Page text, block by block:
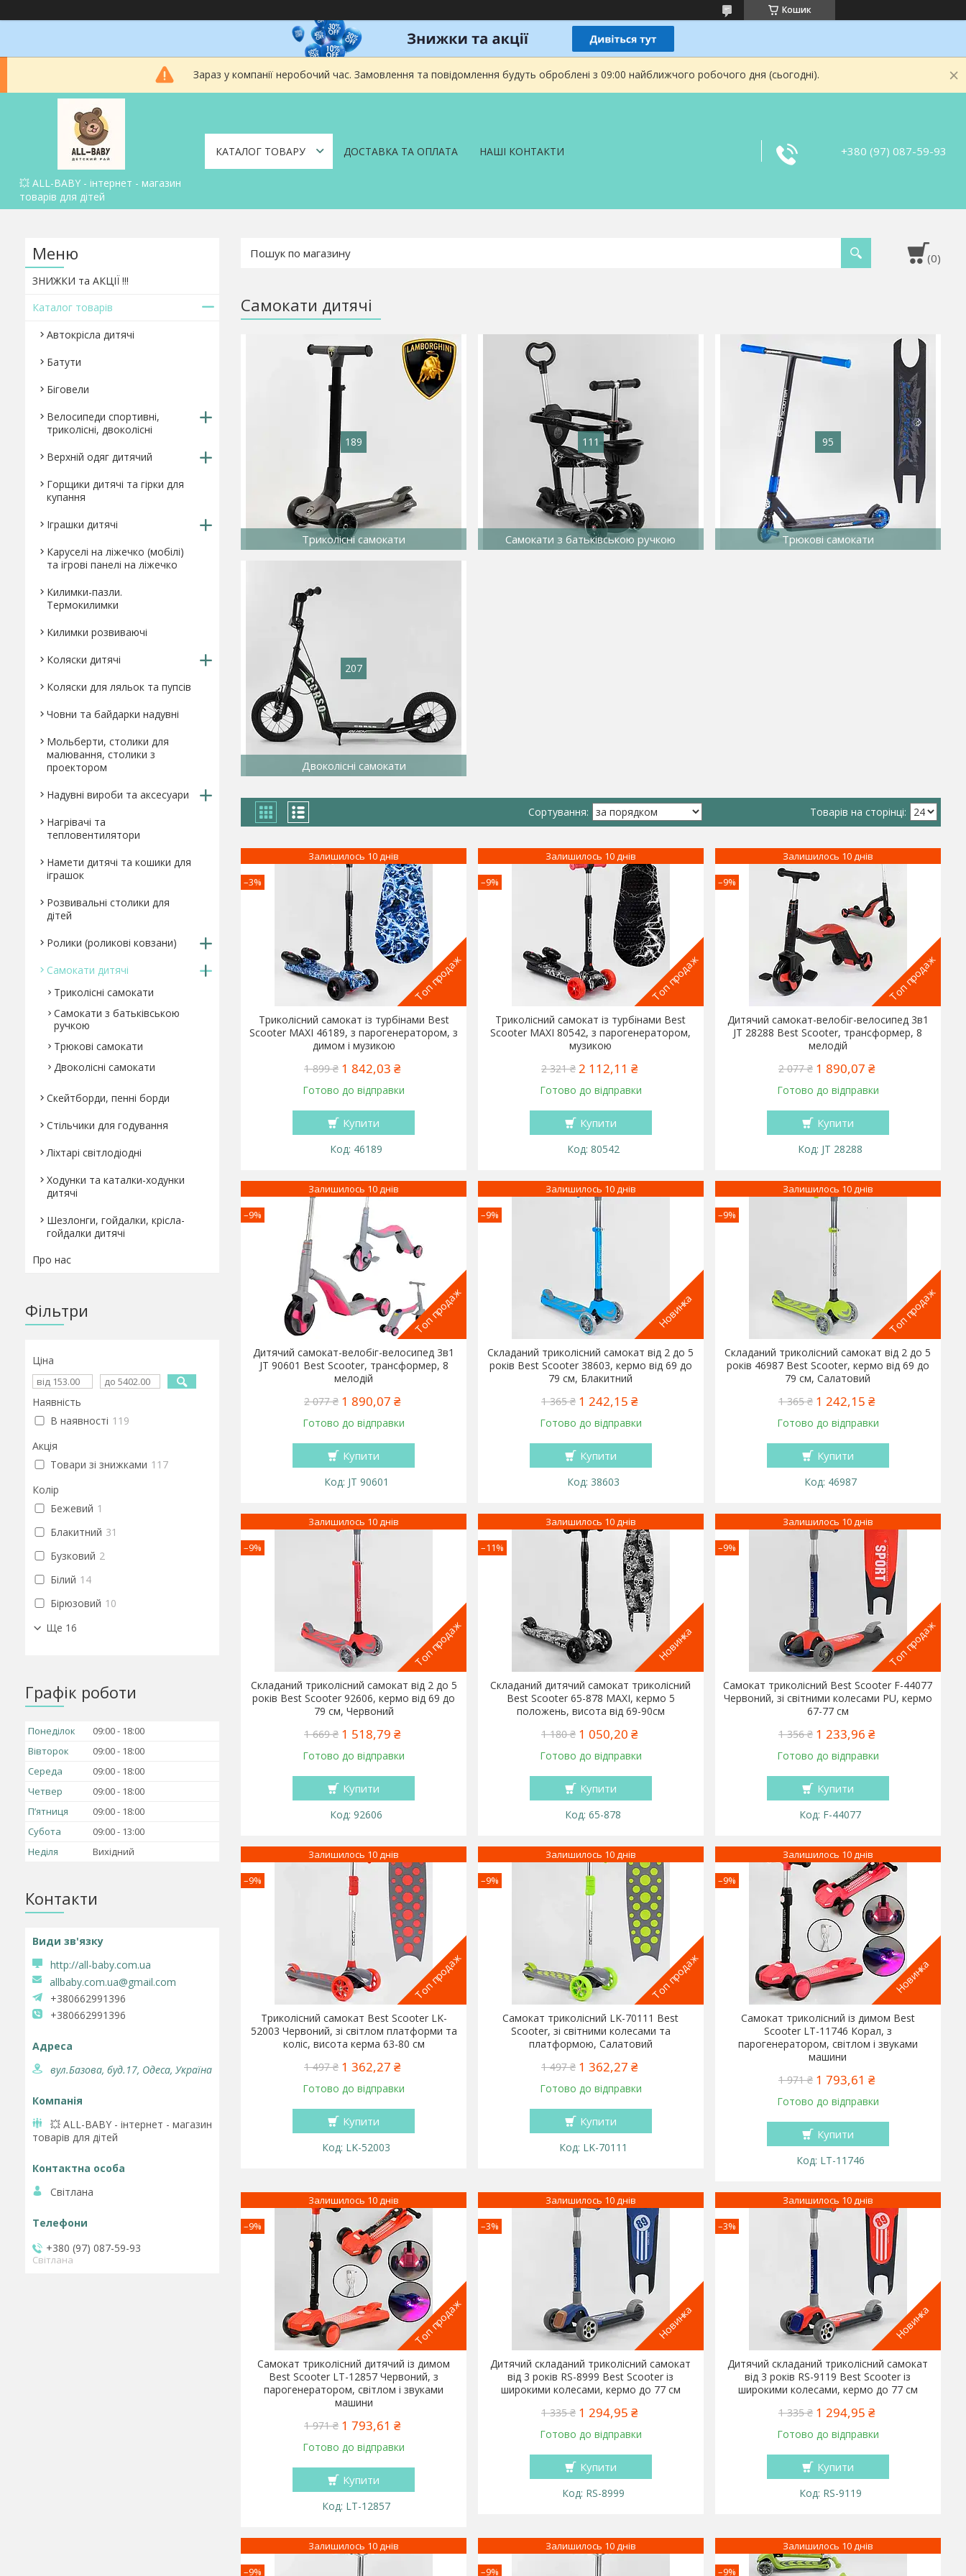
Кошик
Зараз у компанії неробочий час. Замовлення та повідомлення будуть оброблені з 09:00 найближчого робочого дня (сьогодні).
💥 ALL-BABY - інтернет - магазин
товарів для дітей
КАТАЛОГ ТОВАРУ ДОСТАВКА ТА ОПЛАТА НАШІ КОНТАКТИ +380 (97) 087-59-93
Самокати дитячі
189
Триколісні самокати
111
Самокати з батьківською ручкою
95
Трюкові самокати
207
Двоколісні самокати
Топ продаж
–3%
Залишилось 10 днів
Триколісний самокат із турбінами Best
Scooter MAXI 46189, з парогенератором, з
димом і музикою
1 899 ₴ 1 842,03 ₴
Готово до відправки
Купити
46189
Топ продаж
–9%
Залишилось 10 днів
Триколісний самокат із турбінами Best
Scooter MAXI 80542, з парогенератором,
музикою
2 321 ₴ 2 112,11 ₴
Готово до відправки
Купити
80542
Топ продаж
–9%
Залишилось 10 днів
Дитячий самокат-велобіг-велосипед 3в1
JT 28288 Best Scooter, трансформер, 8
мелодій
2 077 ₴ 1 890,07 ₴
Готово до відправки
Купити
JT 28288
Топ продаж
–9%
Залишилось 10 днів
Дитячий самокат-велобіг-велосипед 3в1
JT 90601 Best Scooter, трансформер, 8
мелодій
2 077 ₴ 1 890,07 ₴
Готово до відправки
Купити
JT 90601
Новинка
–9%
Залишилось 10 днів
Складаний триколісний самокат від 2 до 5
років Best Scooter 38603, кермо від 69 до
79 см, Блакитний
1 365 ₴ 1 242,15 ₴
Готово до відправки
Купити
38603
Топ продаж
–9%
Залишилось 10 днів
Складаний триколісний самокат від 2 до 5
років 46987 Best Scooter, кермо від 69 до
79 см, Салатовий
1 365 ₴ 1 242,15 ₴
Готово до відправки
Купити
46987
Топ продаж
–9%
Залишилось 10 днів
Складаний триколісний самокат від 2 до 5
років Best Scooter 92606, кермо від 69 до
79 см, Червоний
1 669 ₴ 1 518,79 ₴
Готово до відправки
Купити
92606
Новинка
–11%
Залишилось 10 днів
Складаний дитячий самокат триколісний
Best Scooter 65-878 MAXI, кермо 5
положень, висота від 69-90см
1 180 ₴ 1 050,20 ₴
Готово до відправки
Купити
65-878
Топ продаж
–9%
Залишилось 10 днів
Самокат триколісний Best Scooter F-44077
Червоний, зі світними колесами PU, кермо
67-77 см
1 356 ₴ 1 233,96 ₴
Готово до відправки
Купити
F-44077
Топ продаж
–9%
Залишилось 10 днів
Триколісний самокат Best Scooter LK-
52003 Червоний, зі світлом платформи та
коліс, висота керма 63-80 см
1 497 ₴ 1 362,27 ₴
Готово до відправки
Купити
LK-52003
Топ продаж
–9%
Залишилось 10 днів
Самокат триколісний LK-70111 Best
Scooter, зі світними колесами та
платформою, Салатовий
1 497 ₴ 1 362,27 ₴
Готово до відправки
Купити
LK-70111
Новинка
–9%
Залишилось 10 днів
Самокат триколісний із димом Best
Scooter LT-11746 Корал, з
парогенератором, світлом і звуками
машини
1 971 ₴ 1 793,61 ₴
Готово до відправки
Купити
LT-11746
Топ продаж
–9%
Залишилось 10 днів
Самокат триколісний дитячий із димом
Best Scooter LT-12857 Червоний, з
парогенератором, світлом і звуками
машини
1 971 ₴ 1 793,61 ₴
Готово до відправки
Купити
LT-12857
Новинка
–3%
Залишилось 10 днів
Дитячий складаний триколісний самокат
від 3 років RS-8999 Best Scooter із
широкими колесами, кермо до 77 см
1 335 ₴ 1 294,95 ₴
Готово до відправки
Купити
RS-8999
Новинка
–3%
Залишилось 10 днів
Дитячий складаний триколісний самокат
від 3 років RS-9119 Best Scooter із
широкими колесами, кермо до 77 см
1 335 ₴ 1 294,95 ₴
Готово до відправки
Купити
RS-9119
–9%
Залишилось 10 днів
–9%
Залишилось 10 днів
–9%
Залишилось 10 днів
ЗНИЖКИ та АКЦІЇ !!!
Каталог товарів
Автокрісла дитячі
Батути
Біговели
Велосипеди спортивні,
триколісні, двоколісні
Верхній одяг дитячий
Горщики дитячі та гірки для
купання
Іграшки дитячі
Каруселі на ліжечко (мобілі)
та ігрові панелі на ліжечко
Килимки-пазли.
Термокилимки
Килимки розвиваючі
Коляски дитячі
Коляски для ляльок та пупсів
Човни та байдарки надувні
Мольберти, столики для
малювання, столики з
проектором
Надувні вироби та аксесуари
Нагрівачі та
тепловентилятори
Намети дитячі та кошики для
іграшок
Розвивальні столики для
дітей
Ролики (роликові ковзани)
Самокати дитячі
Триколісні самокати
Самокати з батьківською
ручкою
Трюкові самокати
Двоколісні самокати
Скейтборди, пенні борди
Стільчики для годування
Ліхтарі світлодіодні
Ходунки та каталки-ходунки
дитячі
Шезлонги, гойдалки, крісла-
гойдалки дитячі
Про нас
Фільтри
Ціна
Наявність
В наявності 119
Акція
Товари зі знижками 117
Колір
Бежевий 1
Блакитний 31
Бузковий 2
Білий 14
Бірюзовий 10
Ще 16
Графік роботи
Понеділок 09:00
18:00
Вівторок
09:00
18:00
Середа
09:00
18:00
Четвер
09:00
18:00
Пʼятниця
09:00
18:00
Субота
09:00
13:00
Неділя
Вихідний
Контакти
http://all-baby.com.ua
allbaby.com.ua@gmail.com
+380662991396
+380662991396
вул.Базова, буд.17, Одеса, Україна
💥 ALL-BABY - інтернет - магазин
товарів для дітей
Світлана
+380 (97) 087-59-93
Світлана